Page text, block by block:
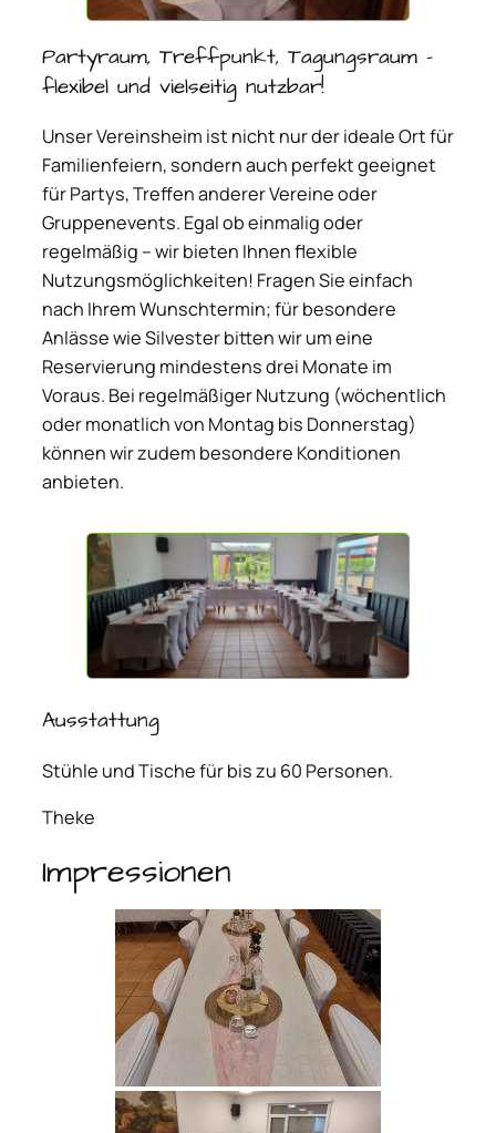
Partyraum, Treffpunkt, Tagungsraum –
flexibel und vielseitig nutzbar!
Unser Vereinsheim ist nicht nur der ideale Ort für
Familienfeiern, sondern auch perfekt geeignet
für Partys, Treffen anderer Vereine oder
Gruppenevents. Egal ob einmalig oder
regelmäßig – wir bieten Ihnen flexible
Nutzungsmöglichkeiten! Fragen Sie einfach
nach Ihrem Wunschtermin; für besondere
Anlässe wie Silvester bitten wir um eine
Reservierung mindestens drei Monate im
Voraus. Bei regelmäßiger Nutzung (wöchentlich
oder monatlich von Montag bis Donnerstag)
können wir zudem besondere Konditionen
anbieten.
Ausstattung
Stühle und Tische für bis zu 60 Personen.
Theke
Impressionen